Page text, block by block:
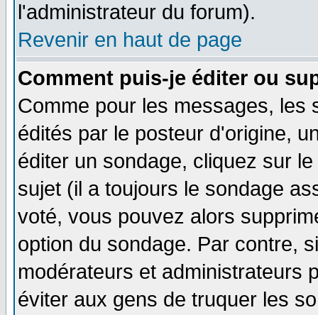
l'administrateur du forum).
Revenir en haut de page
Comment puis-je éditer ou
Comme pour les messages, les
édités par le posteur d'origine,
éditer un sondage, cliquez sur
sujet (il a toujours le sondage
voté, vous pouvez alors
option du sondage. Par contre,
modérateurs et administrateurs
éviter aux gens de truquer les